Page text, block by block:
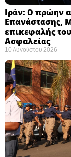
Ιράν: Ο πρώην
Επανάστασης,
επικεφαλής
Ασφαλείας ​
10 Αυγούστου 2026